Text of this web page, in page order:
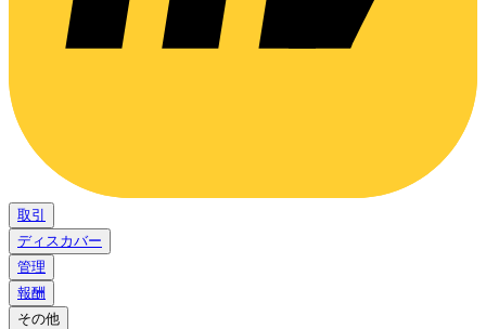
取引
ディスカバー
管理
報酬
その他